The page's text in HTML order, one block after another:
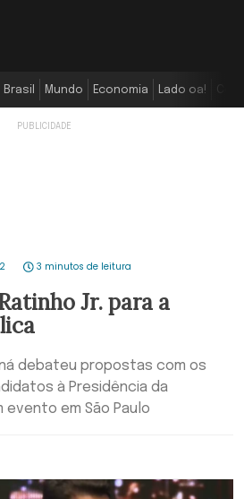
Brasil Mundo Economia Lado oa!
3 minutos de leitura
Jr. para a
debateu propostas com os
à Presidência da
evento em São Paulo